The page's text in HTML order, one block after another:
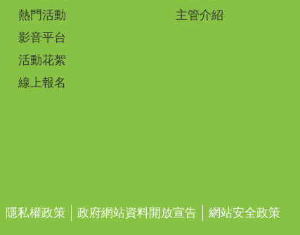
熱門活動
影音平台
活動花絮
線上報名
主管介紹
隱私權政策 政府網站資料開放宣告 網站安全政策